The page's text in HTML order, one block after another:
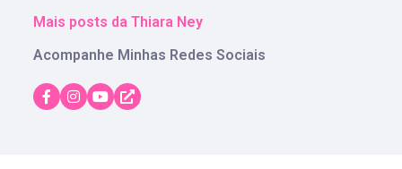
Mais posts da Thiara Ney
Acompanhe Minhas Redes Sociais